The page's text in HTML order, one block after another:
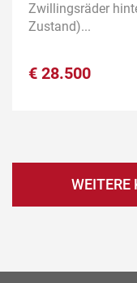
Zwillingsräder
Zustand)...
€ 28.500
WEITERE